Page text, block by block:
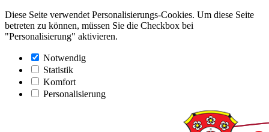
Diese Seite verwendet Personalisierungs-Cookies. Um diese Seite
betreten zu können, müssen Sie die Checkbox bei
"Personalisierung" aktivieren.
Notwendig
Statistik
Komfort
Personalisierung